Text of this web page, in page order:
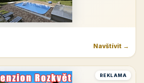
Navštívit →
REKLAMA